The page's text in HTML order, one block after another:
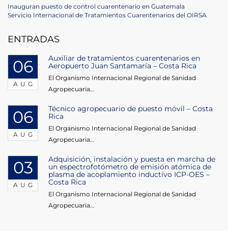
Post
Previous
Post
Inauguran puesto de control cuarentenario en Guatemala
Next
Servicio Internacional de Tratamientos Cuarentenarios del OIRSA
ENTRADAS
06
AUG
Auxiliar de tratamientos cuarentenarios en
Aeropuerto Juan Santamaría – Costa Rica
El Organismo Internacional Regional de Sanidad
Agropecuaria...
06
AUG
Técnico agropecuario de puesto móvil – Costa
Rica
El Organismo Internacional Regional de Sanidad
Agropecuaria...
03
AUG
Adquisición, instalación y puesta en marcha de
un espectrofotómetro de emisión atómica de
plasma de acoplamiento inductivo ICP-OES –
Costa Rica
El Organismo Internacional Regional de Sanidad
Agropecuaria...